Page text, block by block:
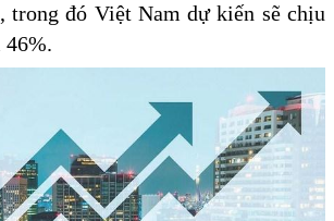
trong đó Việt Nam dự kiến sẽ chịu